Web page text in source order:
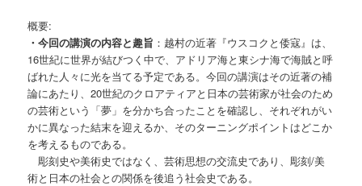
概要:
・今回の講演の内容と趣旨 ：越村の近著『ウスコクと倭寇』は、
16世紀に世界が結びつく中で、アドリア海と東シナ海で海賊と呼
ばれた人々に光を当てる予定である。今回の講演はその近著の補
論にあたり、20世紀のクロアティアと日本の芸術家が社会のため
の芸術という「夢」を分かち合ったことを確認し、それぞれがい
かに異なった結末を迎えるか、そのターニングポイントはどこか
を考えるものである。
彫刻史や美術史ではなく、芸術思想の交流史であり、彫刻/美
術と日本の社会との関係を後追う社会史である。